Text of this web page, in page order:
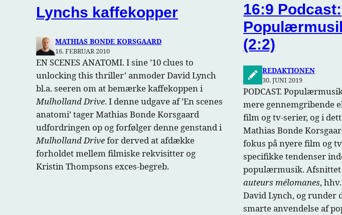
Lynchs kaffekopper
MATHIAS BONDE KORSGAARD
16. FEBRUAR 2010
EN SCENES ANATOMI. I sine ’10 clues to
unlocking this thriller’ anmoder David Lynch
bl.a. seeren om at bemærke kaffekoppen i
Mulholland Drive. I denne udgave af ’En scenes
anatomi’ tager Mathias Bonde Korsgaard
udfordringen op og forfølger denne genstand i
Mulholland Drivefor derved at afdække
forholdet mellem filmiske rekvisitter og
Kristin Thompsons exces-begreb.
16:9 Podcast:
(2:2)
REDAKTIONEN
30. JUNI 2019
PODCAST.
mere gennemgribende
film og tv-serier, og i
Mathias Bonde
fokus på nyere film og
specifikke tendenser
populærmusik.
auteurs mélomanes,
David Lynch, og runder
smarte anvendelse af